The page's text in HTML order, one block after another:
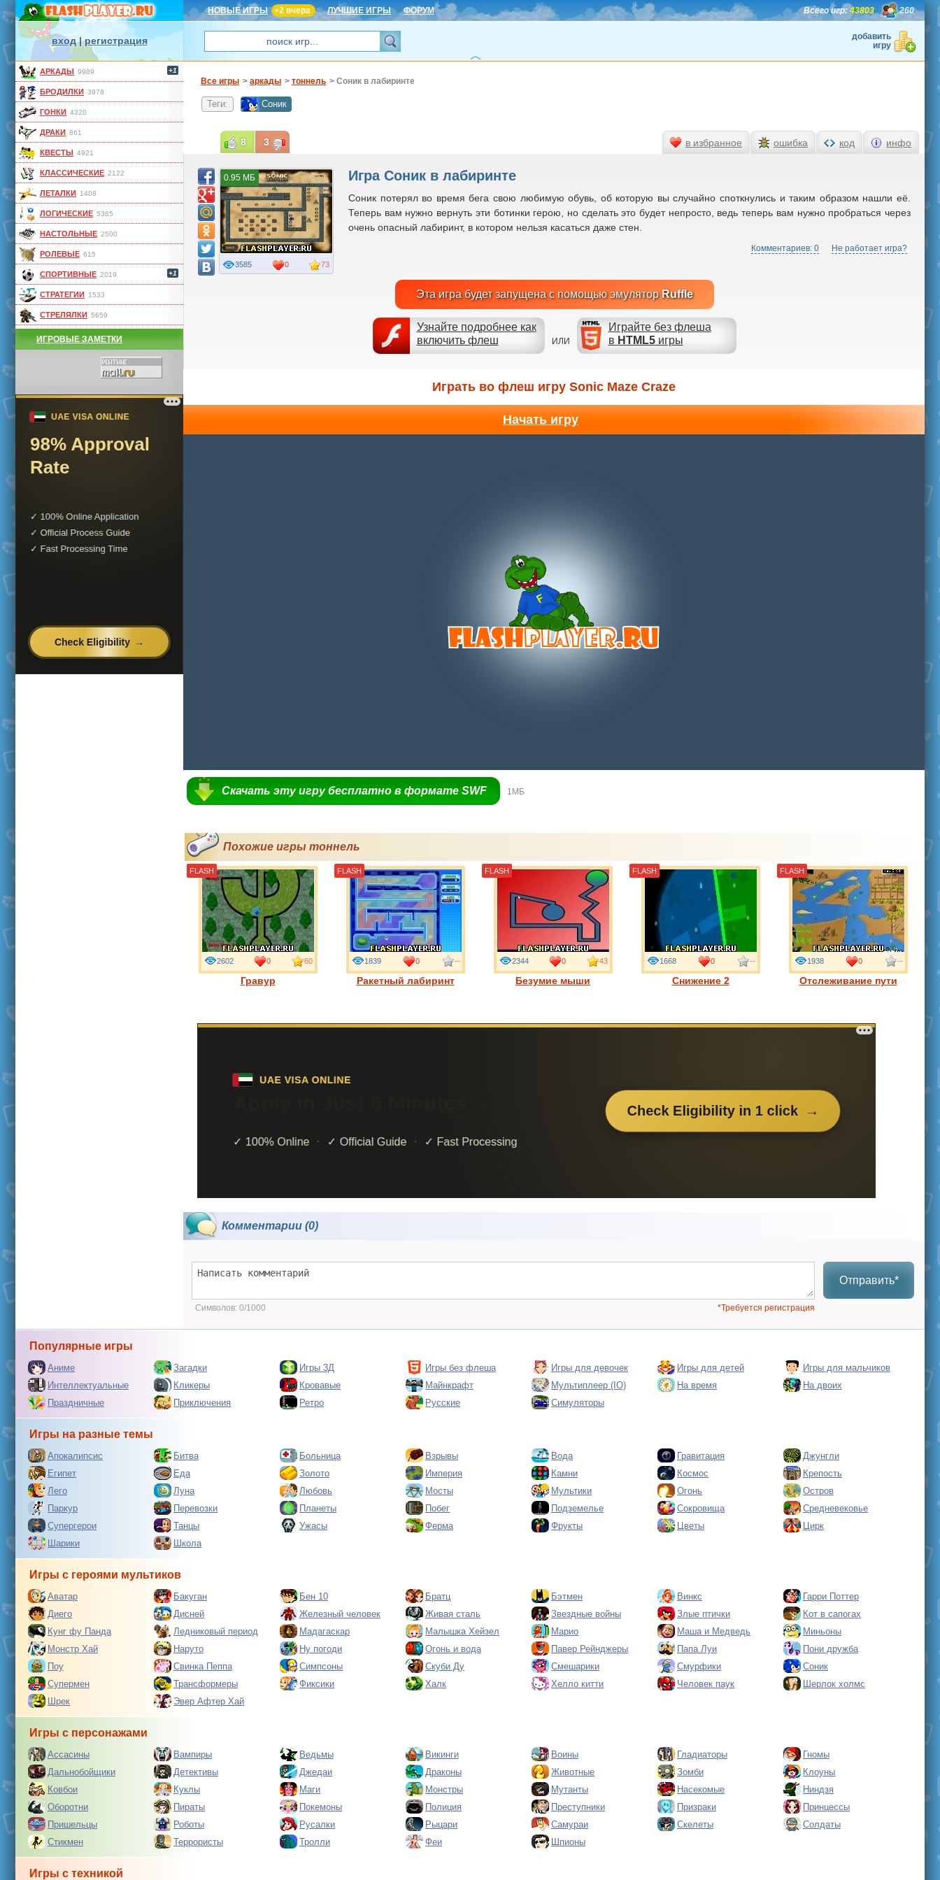
НОВЫЕ ИГРЫ +2 вчера ЛУЧШИЕ ИГРЫ ФОРУМ 260
Всего игр:43803
вход|регистрация
добавить
игру
АРКАДЫ 9989 +1
БРОДИЛКИ 3978
ГОНКИ 4320
ДРАКИ 861
КВЕСТЫ 4921
КЛАССИЧЕСКИЕ 2122
ЛЕТАЛКИ 1408
ЛОГИЧЕСКИЕ 5365
НАСТОЛЬНЫЕ 2500
РОЛЕВЫЕ 615
СПОРТИВНЫЕ 2019 +1
СТРАТЕГИИ 1533
СТРЕЛЯЛКИ 5659
ИГРОВЫЕ ЗАМЕТКИ
Все игры > аркады > тоннель > Соник в лабиринте
Теги: Соник
Игра Соник в лабиринте
Соник потерял во время бега свою любимую обувь, об которую вы случайно споткнулись и таким образом нашли её.
Теперь вам нужно вернуть эти ботинки герою, но сделать это будет непросто, ведь теперь вам нужно пробраться через
очень опасный лабиринт, в котором нельзя касаться даже стен.
Комментариев: 0 Не работает игра?
Эта игра будет запущена с помощью эмулятор Ruffle
Узнайте подробнее как
включить флеш
ИЛИ
Играйте без флеша
в HTML5игры
73
3585 0
0.95 МБ
8 3 в избранное ошибка код инфо
Играть во флеш игру Sonic Maze Craze
Начать игру
Скачать эту игру бесплатно в формате SWF 1МБ
Похожие игры тоннель
Гравур
2602 0 60
FLASH
Ракетный лабиринт
1839 0 --
FLASH
Безумие мыши
2344 0 43
FLASH
Снижение 2
1668 0 --
FLASH
Отслеживание пути
1938 0 --
FLASH
Комментарии (0)
Отправить*
Символов: 0/1000 *Требуется регистрация
Популярные игры
Аниме Загадки Игры 3Д Игры без флеша Игры для девочек Игры для детей
Игры для мальчиков
Интеллектуальные
Кликеры Кровавые Майнкрафт Мультиплеер (IO) На время
На двоих
Праздничные
Приключения Ретро Русские Симуляторы
Игры на разные темы
Апокалипсис Битва Больница Взрывы Вода Гравитация
Джунгли
Египет
Еда Золото Империя Камни Космос
Крепость
Лего
Луна Любовь Мосты Мультики Огонь
Остров
Паркур
Перевозки Планеты Побег Подземелье Сокровища
Средневековье
Супергерои
Танцы Ужасы Ферма Фрукты Цветы
Цирк
Шарики
Школа
Игры с героями мультиков
Аватар Бакуган Бен 10 Братц Бэтмен Винкс
Гарри Поттер
Диего
Дисней Железный человек Живая сталь Звездные войны Злые птички
Кот в сапогах
Кунг фу Панда
Ледниковый период Мадагаскар Малышка Хейзел Марио Маша и Медведь
Миньоны
Монстр Хай
Наруто Ну погоди Огонь и вода Павер Рейнджеры Папа Луи
Пони дружба
Поу
Свинка Пеппа Симпсоны Скуби Ду Смешарики Смурфики
Соник
Супермен
Трансформеры Фиксики Халк Хелло китти Человек паук
Шерлок холмс
Шрек
Эвер Афтер Хай
Игры с персонажами
Ассасины Вампиры Ведьмы Викинги Воины Гладиаторы
Гномы
Дальнобойщики
Детективы Джедаи Драконы Животные Зомби
Клоуны
Ковбои
Куклы Маги Монстры Мутанты Насекомые
Ниндзя
Оборотни
Пираты Покемоны Полиция Преступники Призраки
Принцессы
Пришельцы
Роботы Русалки Рыцари Самураи Скелеты
Солдаты
Стикмен
Террористы Тролли Феи Шпионы
Игры с техникой